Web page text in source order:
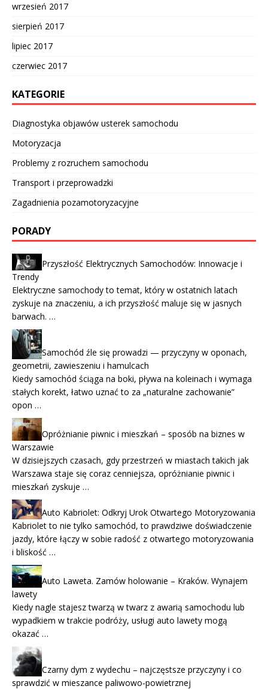
wrzesień 2017
sierpień 2017
lipiec 2017
czerwiec 2017
KATEGORIE
Diagnostyka objawów usterek samochodu
Motoryzacja
Problemy z rozruchem samochodu
Transport i przeprowadzki
Zagadnienia pozamotoryzacyjne
PORADY
Przyszłość Elektrycznych Samochodów: Innowacje i
Trendy
Elektryczne samochody to temat, który w ostatnich latach
zyskuje na znaczeniu, a ich przyszłość maluje się w jasnych
barwach. …
Samochód źle się prowadzi — przyczyny w oponach,
geometrii, zawieszeniu i hamulcach
Kiedy samochód ściąga na boki, pływa na koleinach i wymaga
stałych korekt, łatwo uznać to za „naturalne zachowanie”
opon …
Opróżnianie piwnic i mieszkań – sposób na biznes w
Warszawie
W dzisiejszych czasach, gdy przestrzeń w miastach takich jak
Warszawa staje się coraz cenniejsza, opróżnianie piwnic i
mieszkań zyskuje …
Auto Kabriolet: Odkryj Urok Otwartego Motoryzowania
Kabriolet to nie tylko samochód, to prawdziwe doświadczenie
jazdy, które łączy w sobie radość z otwartego motoryzowania
i bliskość …
Auto Laweta. Zamów holowanie – Kraków. Wynajem
lawety
Kiedy nagle stajesz twarzą w twarz z awarią samochodu lub
wypadkiem w trakcie podróży, usługi auto lawety mogą
okazać …
Czarny dym z wydechu – najczęstsze przyczyny i co
sprawdzić w mieszance paliwowo-powietrznej